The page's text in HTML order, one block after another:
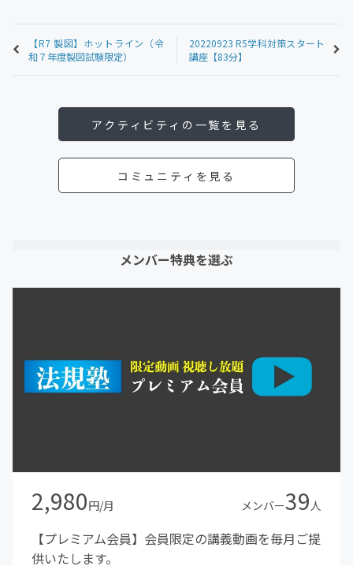
【R7 製図】ホットライン（令
和７年度製図試験限定）
20220923 R5学科対策スタート
講座【83分】
アクティビティの一覧を見る
コミュニティを見る
メンバー特典を選ぶ
2,980円/月 メンバー39人
【プレミアム会員】会員限定の講義動画を毎月ご提
供いたします。